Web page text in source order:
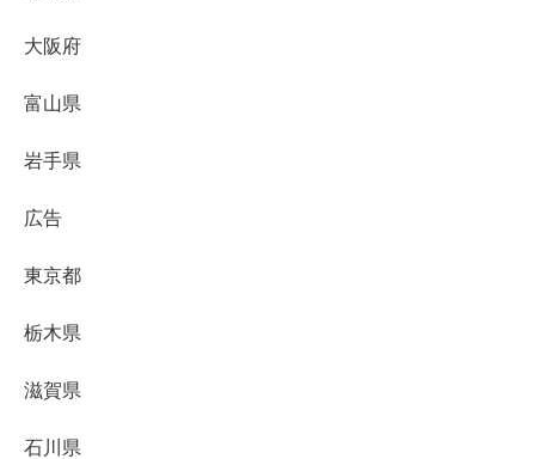
大阪府
富山県
岩手県
広告
東京都
栃木県
滋賀県
石川県